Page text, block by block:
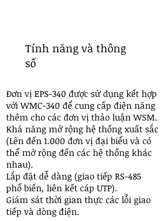
Tính năng và thông
số
Đơn vị EPS-340 được sử dụng kết hợp
với WMC-340 để cung cấp điện năng
thêm cho các đơn vị thảo luận WSM.
Khả năng mở rộng hệ thống xuất sắc
(Lên đến 1.000 đơn vị đại biểu và có
thể mở rộng đến các hệ thống khác
nhau).
Lắp đặt dễ dàng (giao tiếp RS-485
phổ biến, liên kết cáp UTP).
Giám sát thời gian thực các lỗi giao
tiếp và dòng điện.